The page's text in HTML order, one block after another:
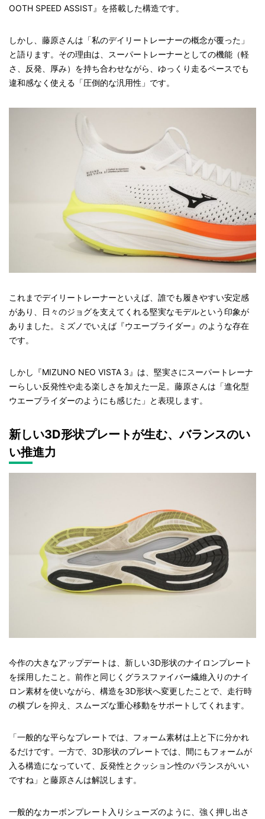
OOTH SPEED ASSIST』を搭載した構造です。
しかし、藤原さんは「私のデイリートレーナーの概念が覆った」
と語ります。その理由は、スーパートレーナーとしての機能（軽
さ、反発、厚み）を持ち合わせながら、ゆっくり走るペースでも
違和感なく使える「圧倒的な汎用性」です。
これまでデイリートレーナーといえば、誰でも履きやすい安定感
があり、日々のジョグを支えてくれる堅実なモデルという印象が
ありました。ミズノでいえば『ウエーブライダー』のような存在
です。
しかし『MIZUNO NEO VISTA 3』は、堅実さにスーパートレーナ
ーらしい反発性や走る楽しさを加えた一足。藤原さんは「進化型
ウエーブライダーのようにも感じた」と表現します。
新しい3D形状プレートが生む、バランスのい
い推進力
今作の大きなアップデートは、新しい3D形状のナイロンプレート
を採用したこと。前作と同じくグラスファイバー繊維入りのナイ
ロン素材を使いながら、構造を3D形状へ変更したことで、走行時
の横ブレを抑え、スムーズな重心移動をサポートしてくれます。
「一般的な平らなプレートでは、フォーム素材は上と下に分かれ
るだけです。一方で、3D形状のプレートでは、間にもフォームが
入る構造になっていて、反発性とクッション性のバランスがいい
ですね」と藤原さんは解説します。
一般的なカーボンプレート入りシューズのように、強く押し出さ